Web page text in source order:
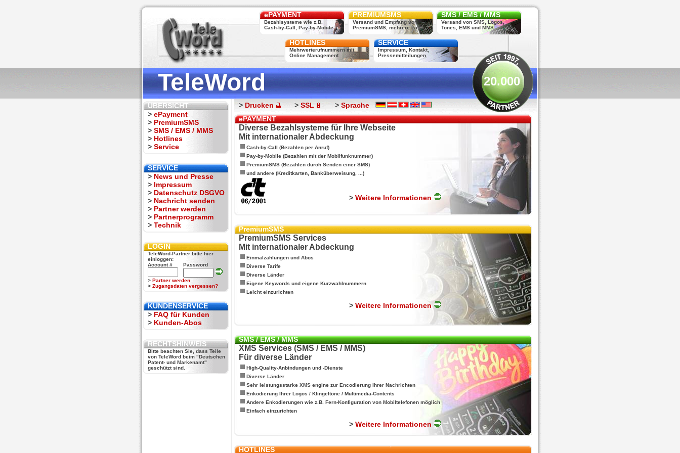
ePAYMENT
Bezahlsysteme wie z.B.
Cash-by-Call, Pay-by-Mobile, ...
PREMIUMSMS
Versand und Empfang von
PremiumSMS, mehrere Länder
SMS / EMS / MMS
Versand von SMS, Logos,
Tones, EMS und MMS
HOTLINES
Mehrwerterufnummern mit
Online Management
SERVICE
Impressum, Kontakt,
Pressemitteilungen
TeleWord 20.000
ÜBERSICHT
> ePayment
> PremiumSMS
> SMS / EMS / MMS
> Hotlines
> Service
SERVICE
> News und Presse
> Impressum
> Datenschutz DSGVO
> Nachricht senden
> Partner werden
> Partnerprogramm
> Technik
LOGIN
TeleWord-Partner bitte hier
einloggen:
Account #
Password
> Partner werden
> Zugangsdaten vergessen?
KUNDENSERVICE
> FAQ für Kunden
> Kunden-Abos
RECHTSHINWEIS
Bitte beachten Sie, dass Teile
von TeleWord beim "Deutschen
Patent- und Markenamt"
geschützt sind.
> Drucken > SSL > Sprache
ePAYMENT
Diverse Bezahlsysteme für Ihre Webseite
Mit internationaler Abdeckung
Cash-by-Call (Bezahlen per Anruf)
Pay-by-Mobile (Bezahlen mit der Mobilfunknummer)
PremiumSMS (Bezahlen durch Senden einer SMS)
und andere (Kreditkarten, Banküberweisung, ...)
> Weitere Informationen
PremiumSMS
PremiumSMS Services
Mit internationaler Abdeckung
Einmalzahlungen und Abos
Diverse Tarife
Diverse Länder
Eigene Keywords und eigene Kurzwahlnummern
Leicht einzurichten
> Weitere Informationen
SMS / EMS / MMS
XMS Services (SMS / EMS / MMS)
Für diverse Länder
High-Quality-Anbindungen und -Dienste
Diverse Länder
Sehr leistungsstarke XMS engine zur Encodierung Ihrer Nachrichten
Enkodierung Ihrer Logos / Klingeltöne / Multimedia-Contents
Andere Enkodierungen wie z.B. Fern-Konfiguration von Mobiltelefonen möglich
Einfach einzurichten
> Weitere Informationen
HOTLINES